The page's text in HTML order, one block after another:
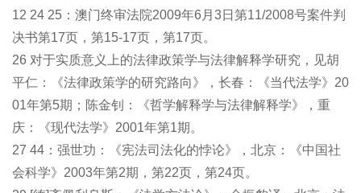
12 24 25：澳门终审法院2009年6月3日第11/2008号案件判
决书第17页，第15-17页，第17页。
26 对于实质意义上的法律政策学与法律解释学研究，见胡
平仁：《法律政策学的研究路向》，长春：《当代法学》20
01年第5期；陈金钊：《哲学解释学与法律解释学》，重
庆：《现代法学》2001年第1期。
27 44：强世功：《宪法司法化的悖论》，北京：《中国社
会科学》2003年第2期，第22页，第24页。